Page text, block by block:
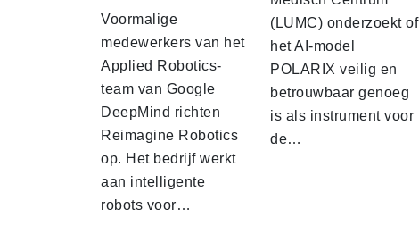
Voormalige
medewerkers van het
Applied Robotics-
team van Google
DeepMind richten
Reimagine Robotics
op. Het bedrijf werkt
aan intelligente
robots voor…
(LUMC) onderzoekt of
het AI-model
POLARIX veilig en
betrouwbaar genoeg
is als instrument voor
de…